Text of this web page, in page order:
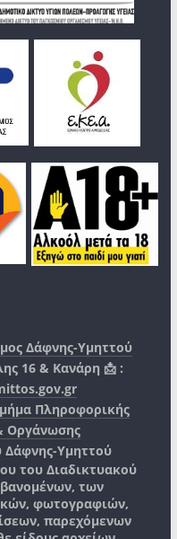
Δάφνης-Υμηττού
16 & Κανάρη 📩 :
Πληροφορικής
Οργάνωσης
Δάφνης-Υμηττού
του Διαδικτυακού
των
φωτογραφιών,
παρεχόμενων